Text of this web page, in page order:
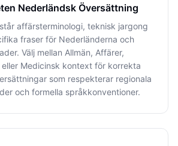
Nederländsk Översättning
affärsterminologi, teknisk jargong
fraser för Nederländerna och
Välj mellan Allmän, Affärer,
Medicinsk kontext för korrekta
som respekterar regionala
och formella språkkonventioner.